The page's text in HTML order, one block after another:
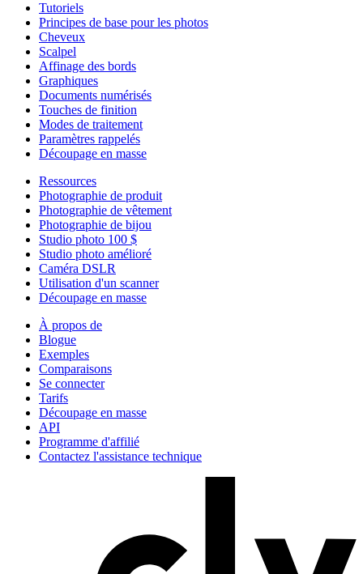
Tutoriels
Principes de base pour les photos
Cheveux
Scalpel
Affinage des bords
Graphiques
Documents numérisés
Touches de finition
Modes de traitement
Paramètres rappelés
Découpage en masse
Ressources
Photographie de produit
Photographie de vêtement
Photographie de bijou
Studio photo 100 $
Studio photo amélioré
Caméra DSLR
Utilisation d'un scanner
Découpage en masse
À propos de
Blogue
Exemples
Comparaisons
Se connecter
Tarifs
Découpage en masse
API
Programme d'affilié
Contactez l'assistance technique